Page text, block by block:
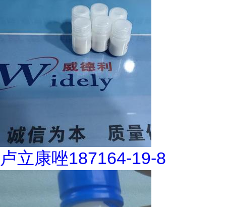
卢立康唑187164-19-8